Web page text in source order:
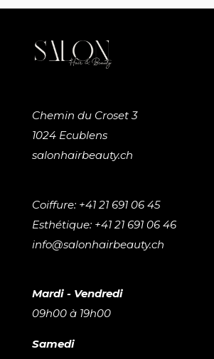
Chemin du Croset 3
1024 Ecublens
salonhairbeauty.ch
Coiffure: +41 21 691 06 45
Esthétique: +41 21 691 06 46
info@salonhairbeauty.ch
Mardi - Vendredi
09h00 à 19h00
Samedi